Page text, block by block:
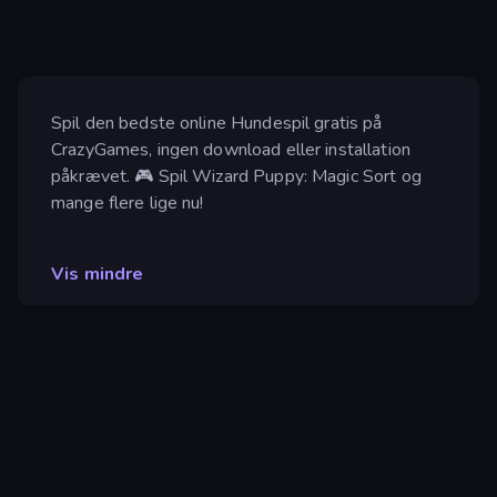
Spil den bedste online Hundespil gratis på
CrazyGames, ingen download eller installation
påkrævet. 🎮 Spil Wizard Puppy: Magic Sort og
mange flere lige nu!
Vis mindre